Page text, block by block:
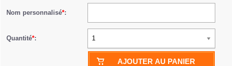
Nom personnalisé*:
Quantité*: 1
AJOUTER AU PANIER